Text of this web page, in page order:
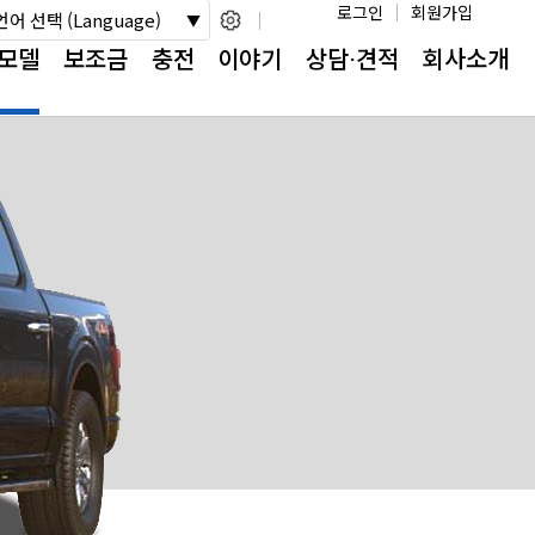
로그인 회원가입
어 선택 (Language)
델 보조금 충전 이야기 상담⋅견적 회사소개